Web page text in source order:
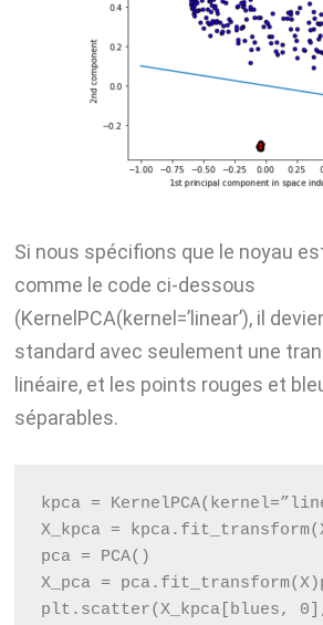
Si nous spécifions que le noyau
comme le code ci-dessous
(KernelPCA(kernel=’linear’), il
standard avec seulement une
linéaire, et les points rouges et
séparables.
kpca =
X_kpca =
pca = PCA()
X_pca = pca.fit_transform(X)
plt.scatter(X_kpca[blues,